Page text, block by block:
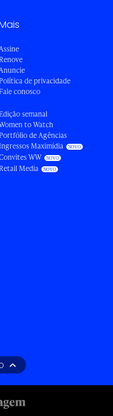
de privacidade
conosco
semanal
to Watch
de Agências
Maximídia
WW
Media